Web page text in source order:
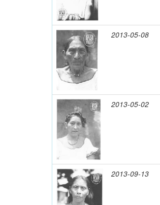
2013-05-08
2013-05-02
2013-09-13